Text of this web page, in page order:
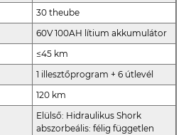
30 theube
60V 100AH ​​lítium akkumulátor
≤45 km
1 illesztőprogram + 6 útlevél
120 km
Elülső: Hidraulikus Shork
abszorbeális: félig független